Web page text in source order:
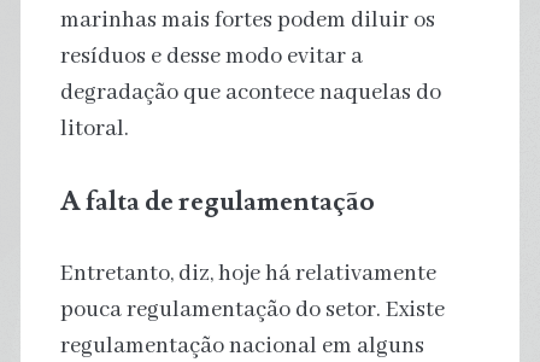
marinhas mais fortes podem diluir os
resíduos e desse modo evitar a
degradação que acontece naquelas do
litoral.
A falta de regulamentação
Entretanto, diz, hoje há relativamente
pouca regulamentação do setor. Existe
regulamentação nacional em alguns